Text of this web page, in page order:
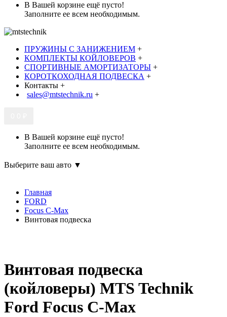
В Вашей корзине ещё пусто!
Заполните ее всем необходимым.
ПРУЖИНЫ С ЗАНИЖЕНИЕМ +
КОМПЛЕКТЫ КОЙЛОВЕРОВ +
СПОРТИВНЫЕ АМОРТИЗАТОРЫ +
КОРОТКОХОДНАЯ ПОДВЕСКА +
Контакты +
sales@mtstechnik.ru +
В Вашей корзине ещё пусто!
Заполните ее всем необходимым.
Выберите ваш авто ▼
Главная
FORD
Focus C-Max
Винтовая подвеска
Винтовая подвеска
(койловеры) MTS Technik
Ford Focus C-Max